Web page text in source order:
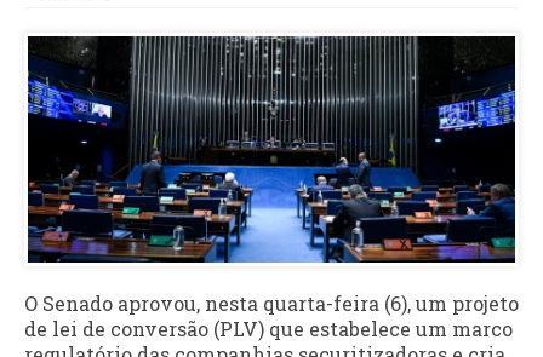
O Senado aprovou, nesta quarta-feira (6), um projeto
de lei de conversão (PLV) que estabelece um marco